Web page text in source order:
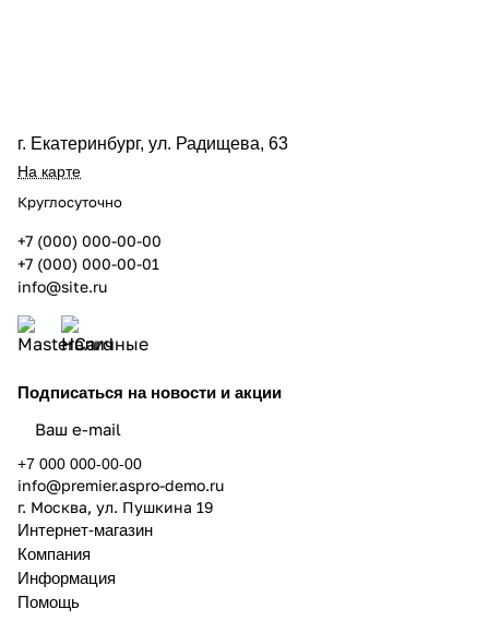
г. Екатеринбург, ул. Радищева, 63
На карте
Круглосуточно
+7 (000) 000-00-00
+7 (000) 000-00-01
info@site.ru
Подписаться на новости и акции
+7 000 000-00-00
info@premier.aspro-demo.ru
г. Москва, ул. Пушкина 19
Интернет-магазин
Компания
Информация
Помощь